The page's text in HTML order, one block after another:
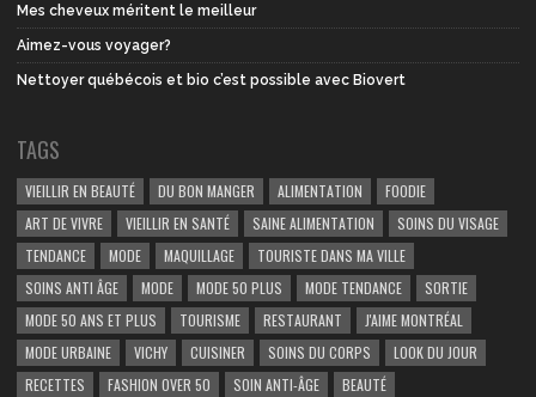
Mes cheveux méritent le meilleur
Aimez-vous voyager?
Nettoyer québécois et bio c’est possible avec Biovert
TAGS
VIEILLIR EN BEAUTÉ DU BON MANGER ALIMENTATION
FOODIE
ART DE VIVRE
VIEILLIR EN SANTÉ SAINE ALIMENTATION
SOINS DU VISAGE
TENDANCE
MODE MAQUILLAGE
TOURISTE DANS MA VILLE
SOINS ANTI ÂGE
MODE MODE 50 PLUS MODE TENDANCE
SORTIE
MODE 50 ANS ET PLUS
TOURISME RESTAURANT
J'AIME MONTRÉAL
MODE URBAINE
VICHY CUISINER SOINS DU CORPS
LOOK DU JOUR
RECETTES
FASHION OVER 50 SOIN ANTI-ÂGE BEAUTÉ